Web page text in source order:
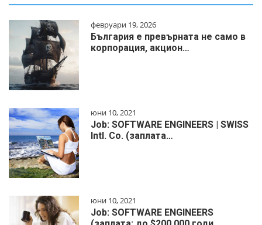
февруари 19, 2026
България е превърната не само в
корпорация, акцион…
юни 10, 2021
Job: SOFTWARE ENGINEERS | SWISS
Intl. Co. (заплата…
юни 10, 2021
Job: SOFTWARE ENGINEERS